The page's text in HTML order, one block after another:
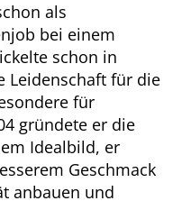
als
bei einem
schon in
Leidenschaft für die
für
gründete er die
Idealbild, er
Geschmack
anbauen und